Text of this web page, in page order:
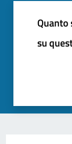
su